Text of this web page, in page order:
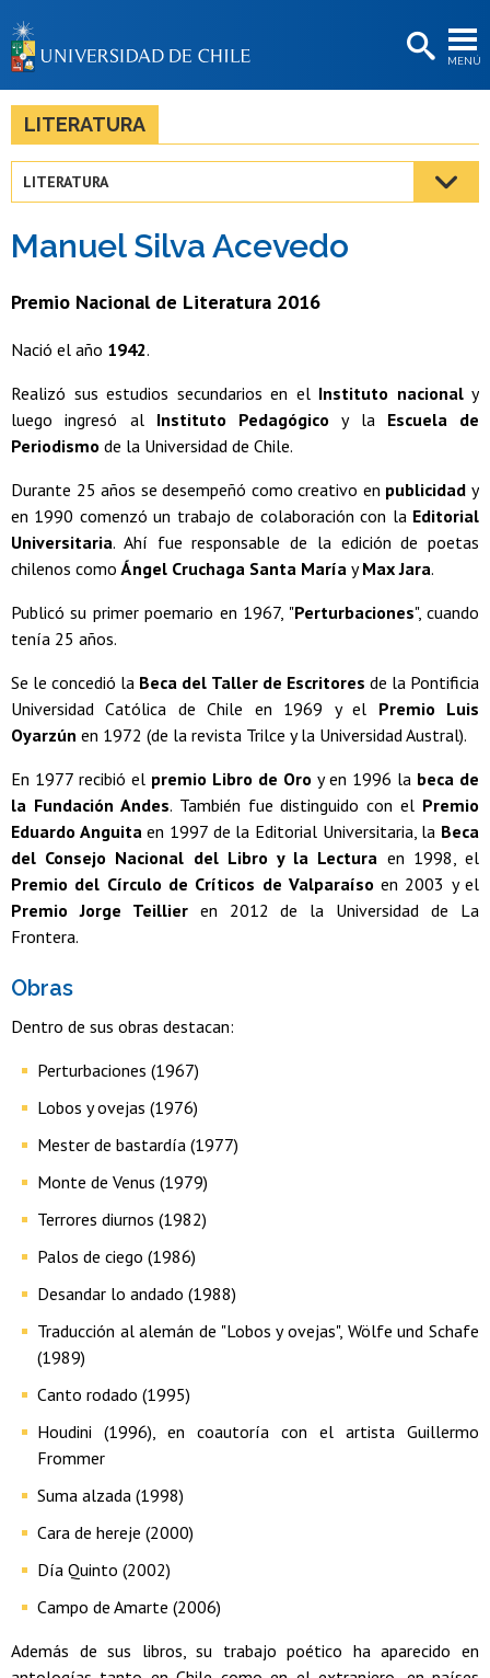
MENÚ
BIBLIOTECAS
Estudiantes
Académicas/os
Funcionarias/os
LITERATURA
LITERATURA
Manuel Silva Acevedo
Premio Nacional de Literatura 2016
Nació el año 1942.
Realizó sus estudios secundarios en el Instituto nacionaly
luego ingresó al Instituto Pedagógico y la Escuela de
Periodismo de la Universidad de Chile.
Durante 25 años se desempeñó como creativo en publicidad y
en 1990 comenzó un trabajo de colaboración con la Editorial
Universitaria. Ahí fue responsable de la edición de poetas
chilenos comoÁngel Cruchaga Santa María yMax Jara.
Publicó su primer poemario en 1967, "Perturbaciones", cuando
tenía 25 años.
Se le concedió la Beca del Taller de Escritores de la Pontificia
Universidad Católica de Chile en 1969 y el Premio Luis
Oyarzún en 1972 (de la revista Trilce y la Universidad Austral).
En 1977 recibió el premio Libro de Oro y en 1996 la beca de
la Fundación Andes. También fue distinguido con el Premio
Eduardo Anguitaen 1997 de la Editorial Universitaria, la Beca
del Consejo Nacional del Libro y la Lectura en 1998, el
Premio del Círculo de Críticos de Valparaíso en 2003 y el
Premio Jorge Teillieren 2012 de la Universidad de La
Frontera.
Obras
Dentro de sus obras destacan:
Perturbaciones (1967)
Lobos y ovejas (1976)
Mester de bastardía (1977)
Monte de Venus (1979)
Terrores diurnos (1982)
Palos de ciego (1986)
Desandar lo andado (1988)
Traducción al alemán de "Lobos y ovejas", Wölfe und Schafe
(1989)
Canto rodado (1995)
Houdini (1996), en coautoría con el artista Guillermo
Frommer
Suma alzada (1998)
Cara de hereje (2000)
Día Quinto (2002)
Campo de Amarte (2006)
Además de sus libros, su trabajo poético ha aparecido en